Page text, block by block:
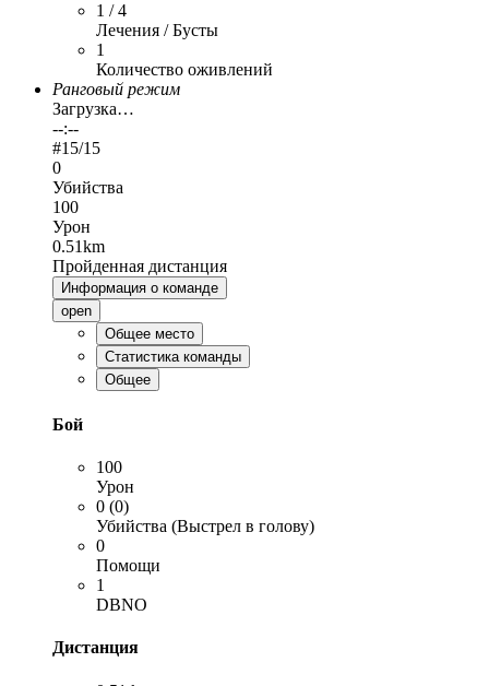
1 / 4
Лечения / Бусты
1
Количество оживлений
Ранговый режим
Загрузка…
--:--
#15/15
0
Убийства
100
Урон
0.51km
Пройденная дистанция
Информация о команде
open
Общее место
Статистика команды
Общее
Бой
100
Урон
0 (0)
Убийства (Выстрел в голову)
0
Помощи
1
DBNO
Дистанция